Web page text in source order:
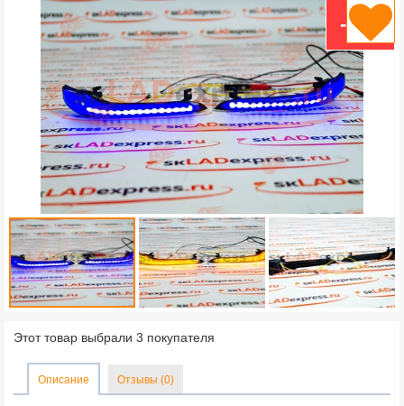
-8 %
Этот товар выбрали 3 покупателя
Описание Отзывы (0)